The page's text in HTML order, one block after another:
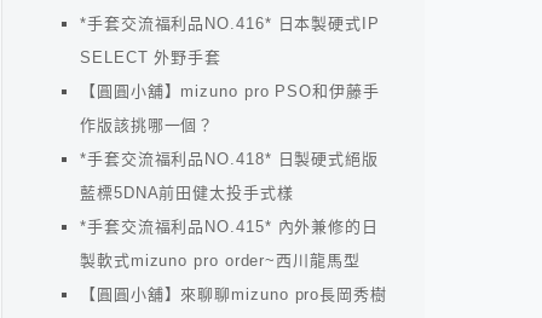
*手套交流福利品NO.416* 日本製硬式IP
SELECT 外野手套
【圓圓小舖】mizuno pro PSO和伊藤手
作版該挑哪一個？
*手套交流福利品NO.418* 日製硬式絕版
藍標5DNA前田健太投手式樣
*手套交流福利品NO.415* 內外兼修的日
製軟式mizuno pro order~西川龍馬型
【圓圓小舖】來聊聊mizuno pro長岡秀樹